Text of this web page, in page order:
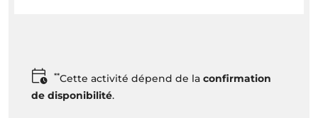
**Cette activité dépend de la confirmation
de disponibilité.